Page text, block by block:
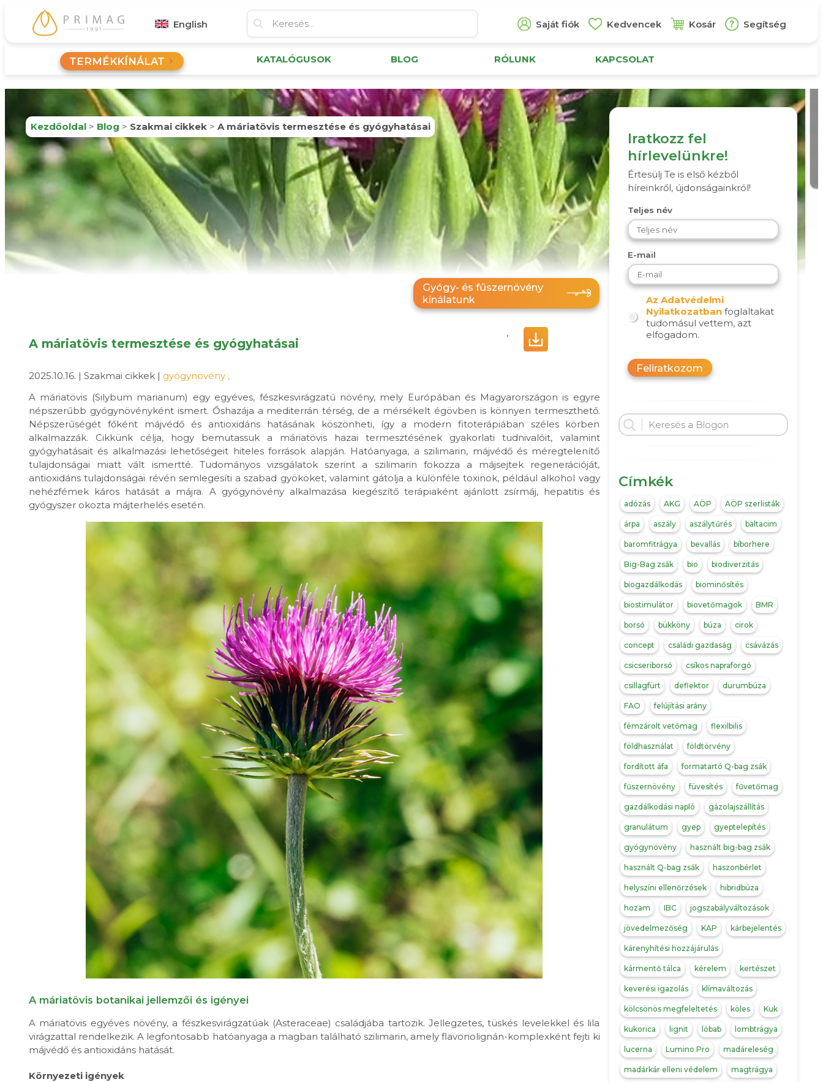
English Saját fiók Kedvencek Kosár Segítség
TERMÉKKÍNÁLAT KATALÓGUSOK BLOG RÓLUNK KAPCSOLAT
Kezdőoldal > Blog > Szakmai cikkek > A máriatövis termesztése és gyógyhatásai
Gyógy- és fűszernövény
kínálatunk
A máriatövis termesztése és gyógyhatásai
,
2025.10.16. | Szakmai cikkek | gyógynövény ,
A máriatövis (Silybum marianum) egy egyéves, fészkesvirágzatú növény, mely Európában és Magyarországon is egyre
népszerűbb gyógynövényként ismert. Őshazája a mediterrán térség, de a mérsékelt égövben is könnyen termeszthető.
Népszerűségét főként májvédő és antioxidáns hatásának köszönheti, így a modern fitoterápiában széles körben
alkalmazzák. Cikkünk célja, hogy bemutassuk a máriatövis hazai termesztésének gyakorlati tudnivalóit, valamint
gyógyhatásait és alkalmazási lehetőségeit hiteles források alapján. Hatóanyaga, a szilimarin, májvédő és méregtelenítő
tulajdonságai miatt vált ismertté. Tudományos vizsgálatok szerint a szilimarin fokozza a májsejtek regenerációját,
antioxidáns tulajdonságai révén semlegesíti a szabad gyököket, valamint gátolja a különféle toxinok, például alkohol vagy
nehézfémek káros hatását a májra. A gyógynövény alkalmazása kiegészítő terápiaként ajánlott zsírmáj, hepatitis és
gyógyszer okozta májterhelés esetén.
A máriatövis botanikai jellemzői és igényei
A máriatövis egyéves növény, a fészkesvirágzatúak (Asteraceae) családjába tartozik. Jellegzetes, tüskés levelekkel és lila
virágzattal rendelkezik. A legfontosabb hatóanyaga a magban található szilimarin, amely flavonolignán-komplexként fejti ki
májvédő és antioxidáns hatását.
Környezeti igények
Iratkozz fel
hírlevelünkre!
Értesülj Te is első kézből
híreinkről, újdonságainkról!
Teljes név
E-mail
Az Adatvédelmi
Nyilatkozatbanfoglaltakat
tudomásul vettem, azt
elfogadom.
Feliratkozom
Címkék
adózás AKG AÖP AÖP szerlisták
árpa aszály aszálytűrés baltacim
baromfitrágya bevallás bíborhere
Big-Bag zsák bio biodiverzitás
biogazdálkodás biominősítés
biostimulátor biovetőmagok BMR
borsó bükköny búza cirok
concept családi gazdaság csávázás
csicseriborsó csíkos napraforgó
csillagfürt deflektor durumbúza
FAO felújítási arány
fémzárolt vetőmag flexilbilis
földhasználat földtörvény
fordított áfa formatartó Q-bag zsák
fűszernövény füvesítés fűvetőmag
gazdálkodási napló gázolajszállítás
granulátum gyep gyeptelepítés
gyógynövény használt big-bag zsák
használt Q-bag zsák haszonbérlet
helyszíni ellenőrzések hibridbúza
hozam IBC jogszabályváltozások
jövedelmezőség KAP kárbejelentés
kárenyhítési hozzájárulás
kármentő tálca kérelem kertészet
keverési igazolás klímaváltozás
kölcsönös megfeleltetés köles Kuk
kukorica lignit lóbab lombtrágya
lucerna Lumino Pro madáreleség
madárkár elleni védelem magtrágya